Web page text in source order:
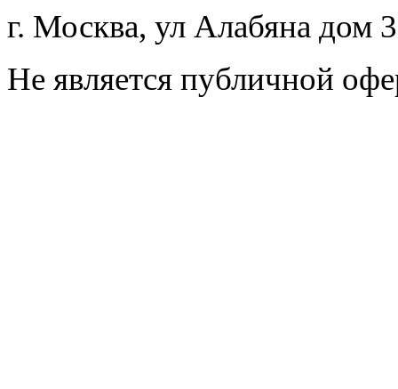
г. Москва, ул Алабяна дом
Не является публичной